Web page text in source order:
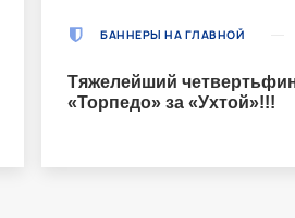
БАННЕРЫ НА ГЛАВНОЙ
Тяжелейший
«Торпедо» за «Ухтой»!!!